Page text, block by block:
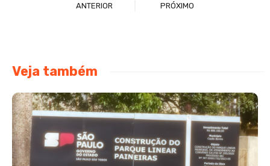
ANTERIOR PRÓXIMO
Veja também